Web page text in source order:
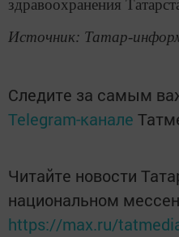
здравоохранения
Источник: Татар-
Следите за самым
Telegram-канале
Читайте новости
национальном
https://max.ru/